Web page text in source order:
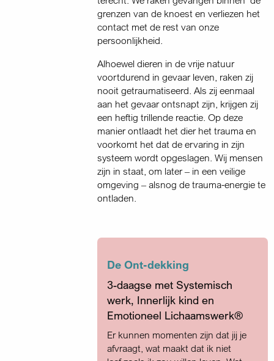
grenzen van de knoest en verliezen het
contact met de rest van onze
persoonlijkheid.
Alhoewel dieren in de vrije natuur
voortdurend in gevaar leven, raken zij
nooit getraumatiseerd. Als zij eenmaal
aan het gevaar ontsnapt zijn, krijgen zij
een heftig trillende reactie. Op deze
manier ontlaadt het dier het trauma en
voorkomt het dat de ervaring in zijn
systeem wordt opgeslagen. Wij mensen
zijn in staat, om later – in een veilige
omgeving – alsnog de trauma-energie te
ontladen.
De Ont-dekking
3-daagse met Systemisch
werk, Innerlijk kind en
Emotioneel Lichaamswerk®
Er kunnen momenten zijn dat jij je
afvraagt, wat maakt dat ik niet